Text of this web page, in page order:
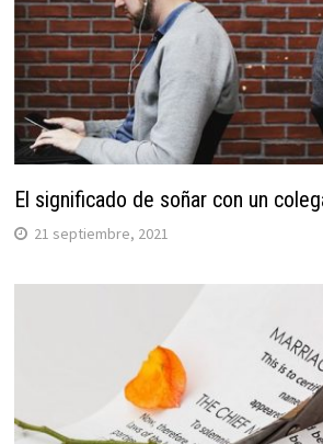
El significado de soñar con un
21 septiembre, 2021